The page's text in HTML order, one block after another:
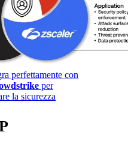
perfettamente con
per
la sicurezza